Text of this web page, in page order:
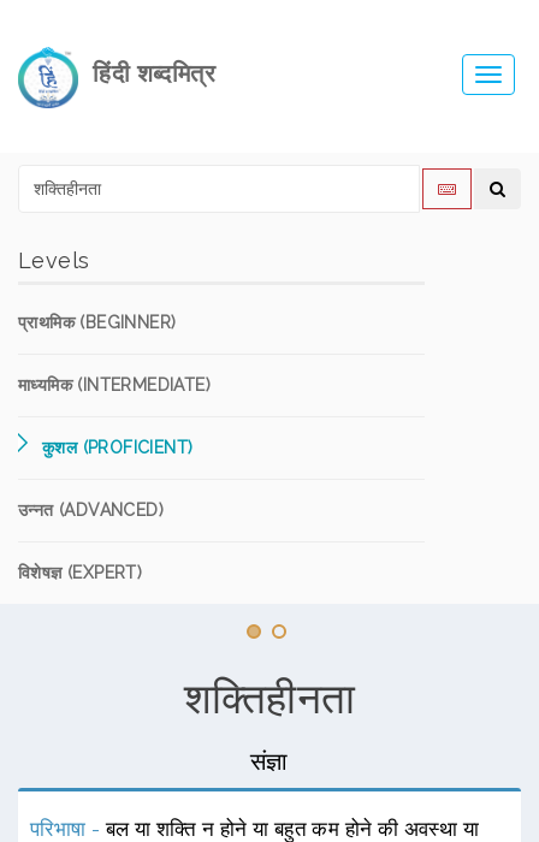
हिंदी शब्दमित्र
Levels
प्राथमिक (BEGINNER)
माध्यमिक (INTERMEDIATE)
कुशल (PROFICIENT)
उन्नत (ADVANCED)
विशेषज्ञ (EXPERT)
शक्तिहीनता
संज्ञा
परिभाषा -बल या शक्ति न होने या बहुत कम होने की अवस्था या